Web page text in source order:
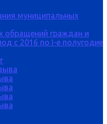
муниципальных
обращений граждан и
с 2016 по I-е полугодие